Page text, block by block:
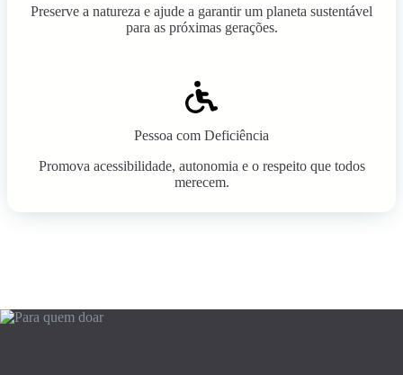
Preserve a natureza e ajude a garantir um planeta sustentável
para as próximas gerações.
Pessoa com Deficiência
Promova acessibilidade, autonomia e o respeito que todos
merecem.